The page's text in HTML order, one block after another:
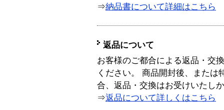
⇒納品書について詳細はこちら
返品について
お客様のご都合による返品・交
ください。 商品開封後、または
合、返品・交換はお受けいたし
⇒返品について詳しくはこちら